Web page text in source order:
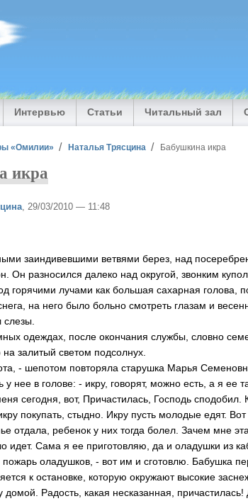
Интервью Статьи Читальный зал
«Омилии» Наталья Трясцина Бабушкина икра
икра
, 29/03/2010 — 11:48
заиндивевшими ветвями берез, над
Он разносился далеко над округой, звонким
горячими лучами как большая сахарная голова,
на него было больно смотреть глазам и
одеждах, после окончания службы, словно
залитый светом подсолнух.
- шепотом повторяла старушка Марья
у нее в голове: - икру, говорят, можно есть, а я ее
сегодня, вот, Причастилась, Господь
покупать, стыдно. Икру пусть молодые едят.
отдала, ребенок у них тогда болел. Зачем мне
идет. Сама я ее приготовляю, да и оладушки из
пожарь оладушков, - вот им и сготовлю. Бабушка
к остановке, которую окружают высокие
Радость, какая несказанная,